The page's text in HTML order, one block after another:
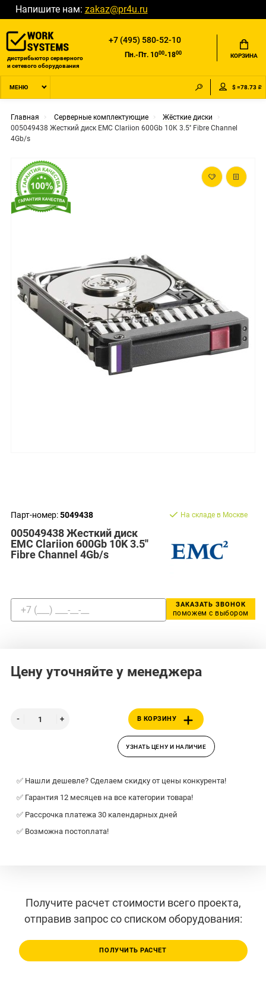
Напишите нам: zakaz@pr4u.ru
дистрибьютор серверного
и сетевого оборудования
+7 (495) 580-52-10
Пн.-Пт. 1000-1800 КОРЗИНА
МЕНЮ $ =78.73 ₽
Главная Серверные комплектующие
Жёсткие диски
005049438 Жесткий диск EMC Clariion 600Gb 10K 3.5'' Fibre Channel
4Gb/s
Парт-номер:5049438
005049438 Жесткий диск
EMC Clariion 600Gb 10K 3.5''
Fibre Channel 4Gb/s
На складе в Москве
ЗАКАЗАТЬ ЗВОНОК
поможем с выбором
Цену уточняйте у менеджера
В КОРЗИНУ
УЗНАТЬ ЦЕНУ И НАЛИЧИЕ
✅ Нашли дешевле? Сделаем скидку от цены конкурента!
✅ Гарантия 12 месяцев на все категории товара!
✅ Рассрочка платежа 30 календарных дней
✅ Возможна постоплата!
Получите расчет стоимости всего проекта,
отправив запрос со списком оборудования:
ПОЛУЧИТЬ РАСЧЕТ